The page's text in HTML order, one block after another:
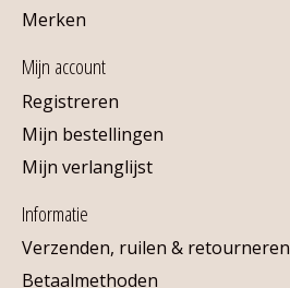
Merken
Mijn account
Registreren
Mijn bestellingen
Mijn verlanglijst
Informatie
Verzenden, ruilen & retourneren
Betaalmethoden